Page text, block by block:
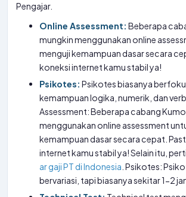
Pengajar.
Online Assessment: Beberapa
mungkin menggunakan online
menguji kemampuan dasar secara
koneksi internet kamu stabil ya!
Psikotes: Psikotes biasanya
kemampuan logika, numerik, dan
Assessment: Beberapa cabang
menggunakan online assessment
kemampuan dasar secara cepat.
internet kamu stabil ya! Selain itu,
ar gaji PT di Indonesia . Psikotes:
bervariasi, tapi biasanya sekitar 1-2